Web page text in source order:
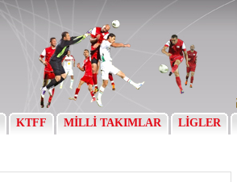
KTFF MİLLİ TAKIMLAR LİGLER